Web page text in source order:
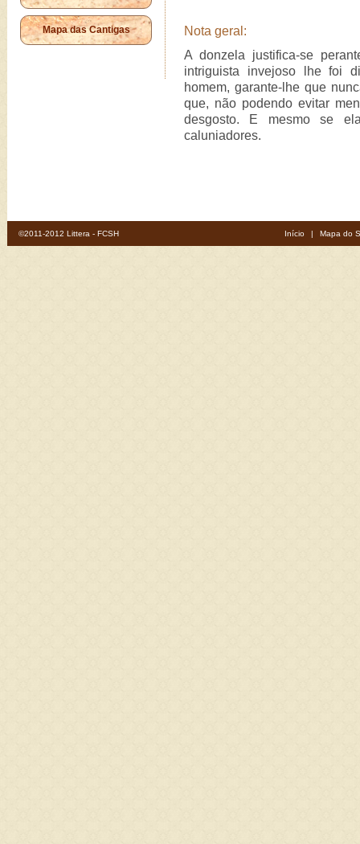
Mapa das Cantigas
Nota geral:
A donzela justifica-se
intriguista invejoso lhe foi
homem, garante-lhe que
que, não podendo evitar
desgosto. E mesmo se
caluniadores.
©2011-2012 Littera - FCSH Início | Mapa do